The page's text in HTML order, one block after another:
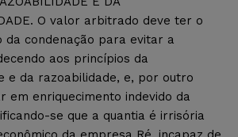
O valor arbitrado deve ter o
da condenação para evitar a
aos princípios da
e da razoabilidade, e, por outro
em enriquecimento indevido da
se que a quantia é irrisória